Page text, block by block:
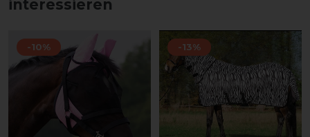
interessieren
-10% -13%